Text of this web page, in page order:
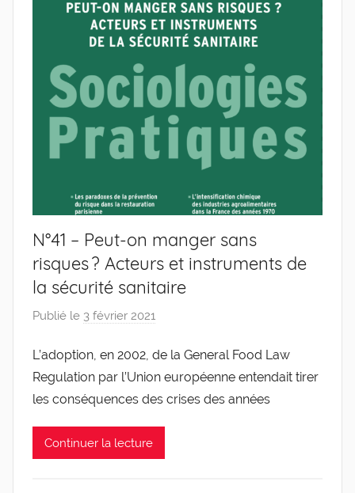
l'Entreprise
N°41 – Peut-on manger sans
risques ? Acteurs et instruments de
la sécurité sanitaire
Publié le 3 février 2021
r
g
l
i
L’adoption, en 2002, de la General Food Law
Regulation par l’Union européenne entendait tirer
les conséquences des crises des années
Continuer la lecture